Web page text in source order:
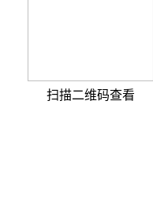
扫描二维码查看